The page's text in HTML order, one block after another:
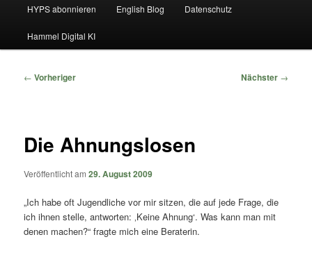
primären
Inhalt
springen
sekundären
Inhalt
springen
HYPS abonnieren English Blog Datenschutz
Hammel Digital KI
Beitragsnavigation
← Vorheriger Nächster →
Die Ahnungslosen
Veröffentlicht am29. August 2009
„Ich habe oft Jugendliche vor mir sitzen, die auf jede Frage, die
ich ihnen stelle, antworten: ‚Keine Ahnung‘. Was kann man mit
denen machen?“ fragte mich eine Beraterin.